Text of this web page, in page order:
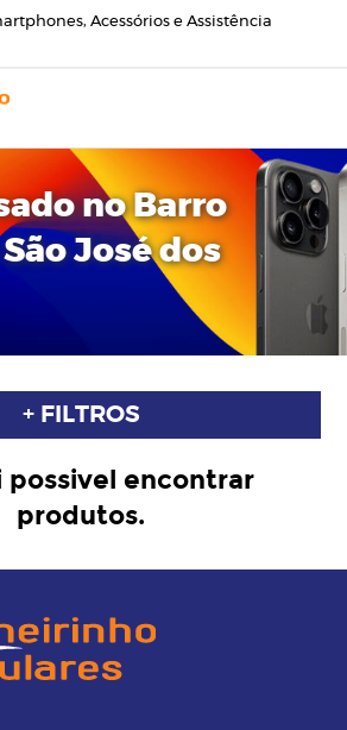
Acessórios e Assistência
no Barro
José dos
+ FILTROS
possivel encontrar
produtos.